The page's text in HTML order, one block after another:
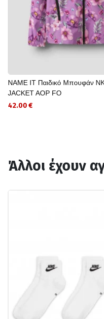
NAME IT Παιδικό Μπουφάν
JACKET AOP FO
42.00 €
Άλλοι έχουν